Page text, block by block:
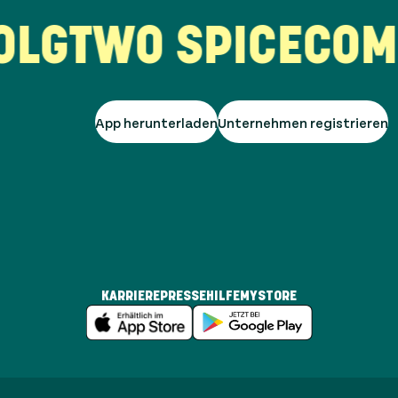
TWO SPICE
App herunterladenUnternehmen registrieren
KARRIERE PRESSE HILFE MYSTORE